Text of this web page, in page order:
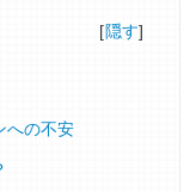
[隠す]
への不安